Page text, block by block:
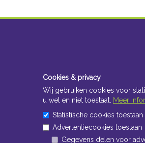
Cookies & privacy
Wij gebruiken cookies voor
u wel en niet toestaat. Meer
Statistische cookies toestaan
Advertentiecookies toestaan
Gegevens delen voor